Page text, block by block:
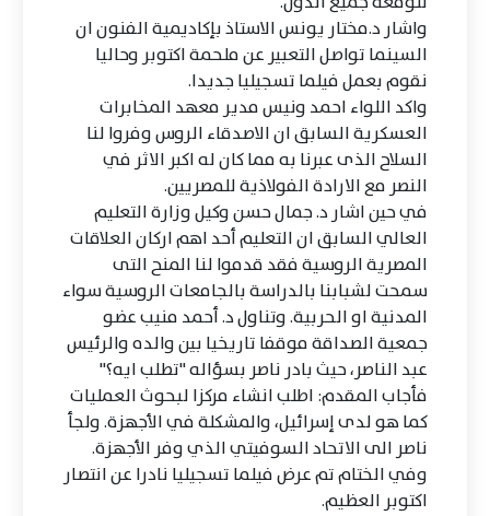
واشار د.مختار يونس الاستاذ بإكاديمية الفنون ان
السينما تواصل التعبير عن ملحمة اكتوبر وحاليا
نقوم بعمل فيلما تسجيليا جديدا.
واكد اللواء احمد ونيس مدير معهد المخابرات
العسكرية السابق ان الاصدقاء الروس وفروا لنا
السلاح الذى عبرنا به مما كان له اكبر الاثر في
النصر مع الارادة الفولاذية للمصريين.
في حين اشار د. جمال حسن وكيل وزارة التعليم
العالي السابق ان التعليم أحد اهم اركان العلاقات
المصرية الروسية فقد قدموا لنا المنح التى
سمحت لشبابنا بالدراسة بالجامعات الروسية سواء
المدنية او الحربية. وتناول د. أحمد منيب عضو
جمعية الصداقة موقفا تاريخيا بين والده والرئيس
عبد الناصر، حيث بادر ناصر بسؤاله "تطلب ايه؟"
فأجاب المقدم: اطلب انشاء مركزا لبحوث العمليات
كما هو لدى إسرائيل، والمشكلة في الأجهزة. ولجأ
ناصر الى الاتحاد السوفيتي الذي وفر الأجهزة.
وفي الختام تم عرض فيلما تسجيليا نادرا عن انتصار
اكتوبر العظيم.